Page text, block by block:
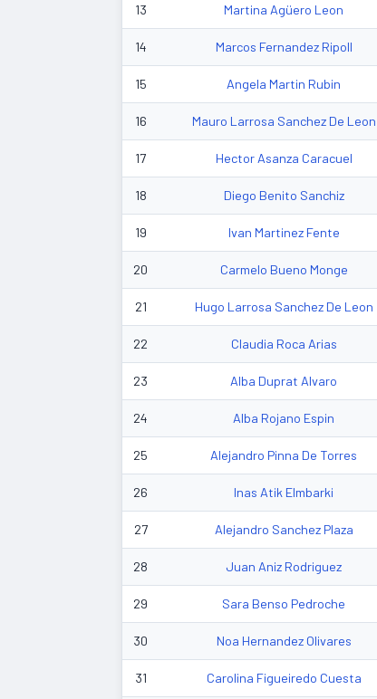
13 Martina Agüero Leon
14 Marcos Fernandez Ripoll
15 Angela Martin Rubin
16 Mauro Larrosa Sanchez De Leon
17 Hector Asanza Caracuel
18 Diego Benito Sanchiz
19 Ivan Martinez Fente
20 Carmelo Bueno Monge
21 Hugo Larrosa Sanchez De Leon
22 Claudia Roca Arias
23 Alba Duprat Alvaro
24 Alba Rojano Espin
25 Alejandro Pinna De Torres
26 Inas Atik Elmbarki
27 Alejandro Sanchez Plaza
28 Juan Aniz Rodriguez
29 Sara Benso Pedroche
30 Noa Hernandez Olivares
31 Carolina Figueiredo Cuesta